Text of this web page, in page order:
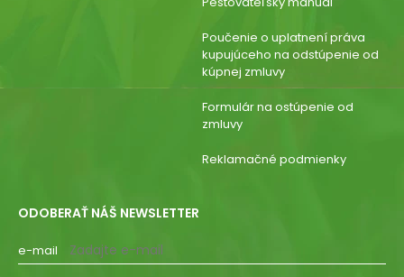
Poučenie o uplatnení práva
kupujúceho na odstúpenie od
kúpnej zmluvy
Formulár na ostúpenie od
zmluvy
Reklamačné podmienky
ODOBERAŤ NÁŠ NEWSLETTER
e-mail